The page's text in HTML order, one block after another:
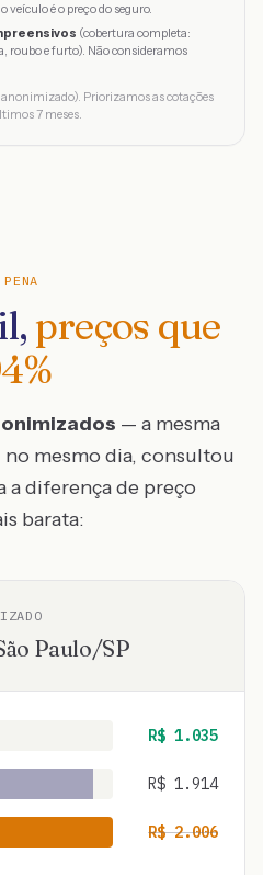
veículo é o preço do seguro.
(cobertura completa:
roubo e furto). Não consideramos
Priorizamos as cotações
7 meses.
preços que
%
— a mesma
no mesmo dia, consultou
a diferença de preço
barata:
Paulo/SP
R$ 1.035
R$ 1.914
R$2.006